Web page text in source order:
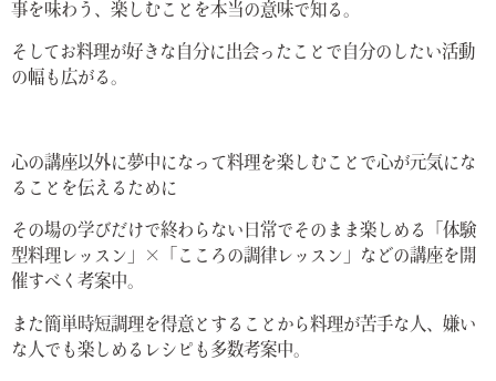
事を味わう、楽しむことを本当の意味で知る。
そしてお料理が好きな自分に出会ったことで自分のしたい活動
の幅も広がる。
心の講座以外に夢中になって料理を楽しむことで心が元気にな
ることを伝えるために
その場の学びだけで終わらない日常でそのまま楽しめる「体験
型料理レッスン」×「こころの調律レッスン」などの講座を開
催すべく考案中。
また簡単時短調理を得意とすることから料理が苦手な人、嫌い
な人でも楽しめるレシピも多数考案中。